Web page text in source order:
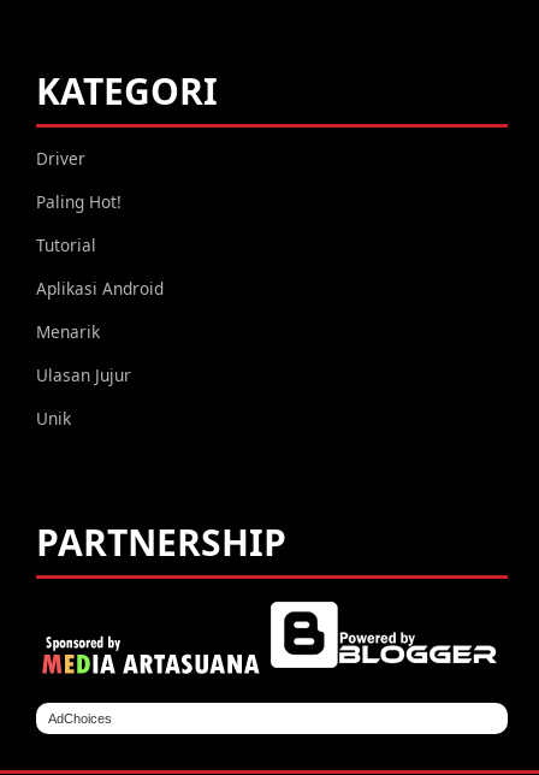
KATEGORI
Driver
Paling Hot!
Tutorial
Aplikasi Android
Menarik
Ulasan Jujur
Unik
PARTNERSHIP
AdChoices